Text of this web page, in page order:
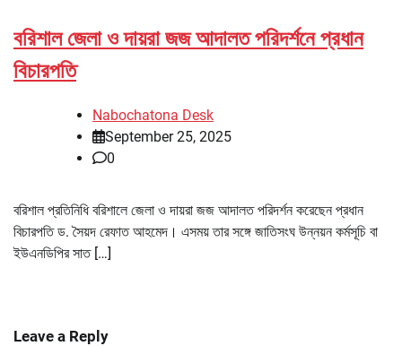
বরিশাল জেলা ও দায়রা জজ আদালত পরিদর্শনে প্রধান
বিচারপতি
Nabochatona Desk
September 25, 2025
0
বরিশাল প্রতিনিধি বরিশালে জেলা ও দায়রা জজ আদালত পরিদর্শন করেছেন প্রধান
বিচারপতি ড. সৈয়দ রেফাত আহমেদ। এসময় তার সঙ্গে জাতিসংঘ উন্নয়ন কর্মসূচি বা
ইউএনডিপির সাত […]
Leave a Reply